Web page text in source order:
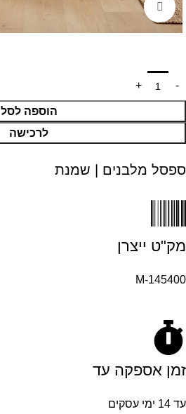
Click to enlarge
הוספה לסל
לרכישה
ספסל מלבנים | שמנת
מק"ט ייצרן
M-145400
זמן אספקה עד
עד 14 ימי עסקים